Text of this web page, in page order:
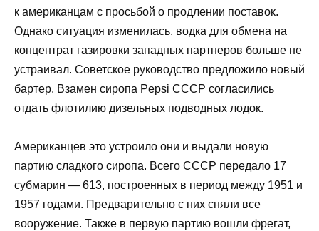
к американцам с просьбой о продлении поставок.
Однако ситуация изменилась, водка для обмена на
концентрат газировки западных партнеров больше не
устраивал. Советское руководство предложило новый
бартер. Взамен сиропа Pepsi СССР согласились
отдать флотилию дизельных подводных лодок.
Американцев это устроило они и выдали новую
партию сладкого сиропа. Всего СССР передало 17
субмарин — 613, построенных в период между 1951 и
1957 годами. Предварительно с них сняли все
вооружение. Также в первую партию вошли фрегат,